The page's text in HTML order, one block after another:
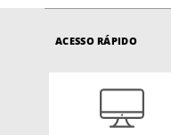
ACESSO RÁPIDO